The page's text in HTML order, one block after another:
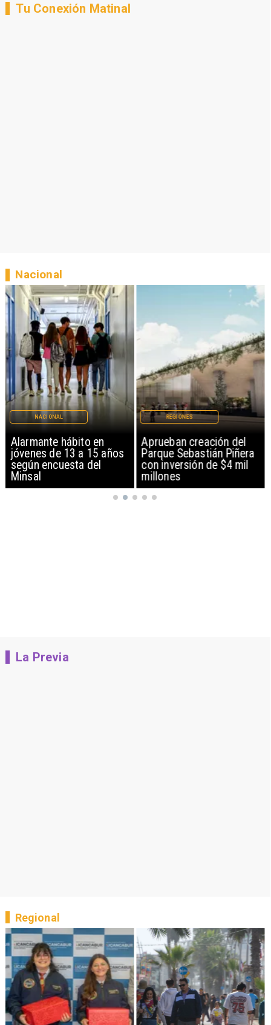
Tu Conexión Matinal
Alarmante hábito en
jóvenes de 13 a 15 años
según encuesta del
Minsal
NACIONAL
Aprueban creación del
Parque Sebastián Piñera
con inversión de $4 mil
millones
REGIONES
Nacional
La Previa
Regional